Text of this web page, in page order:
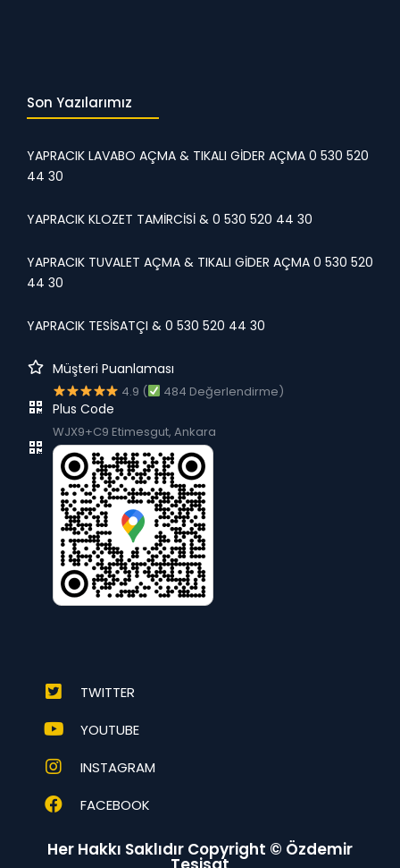
Son Yazılarımız
YAPRACIK LAVABO AÇMA & TIKALI GİDER AÇMA 0 530 520
44 30
YAPRACIK KLOZET TAMİRCİSİ & 0 530 520 44 30
YAPRACIK TUVALET AÇMA & TIKALI GİDER AÇMA 0 530 520
44 30
YAPRACIK TESİSATÇI & 0 530 520 44 30
Müşteri Puanlaması
4.9 ( 484 Değerlendirme)
Plus Code
WJX9+C9 Etimesgut, Ankara
TWITTER
YOUTUBE
INSTAGRAM
FACEBOOK
Her Hakkı Saklıdır Copyright © Özdemir